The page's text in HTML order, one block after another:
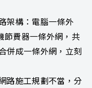
架構：電腦一條外
節費器一條外網，共
併成一條外網，立刻
路施工規劃不當，分